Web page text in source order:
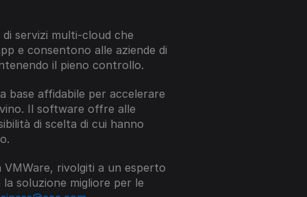
servizi multi-cloud che
e consentono alle aziende di
il pieno controllo.
base affidabile per accelerare
Il software offre alle
di scelta di cui hanno
rivolgiti a un esperto
soluzione migliore per le